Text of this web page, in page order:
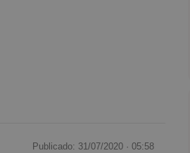
Publicado: 31/07/2020 · 05:58